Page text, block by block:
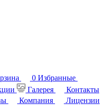
0 Избранные
Галерея
Контакты
Компания
Лицензии